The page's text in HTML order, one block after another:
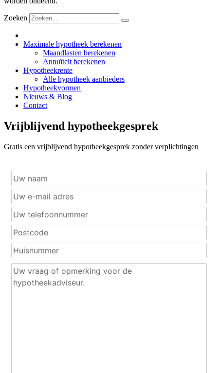
Zoeken
Maximale hypotheek berekenen
Maandlasten berekenen
Annuïteit berekenen
Hypotheekrente
Alle hypotheek aanbieders
Hypotheekvormen
Nieuws & Blog
Contact
Vrijblijvend hypotheekgesprek
Gratis een vrijblijvend hypotheekgesprek zonder verplichtingen